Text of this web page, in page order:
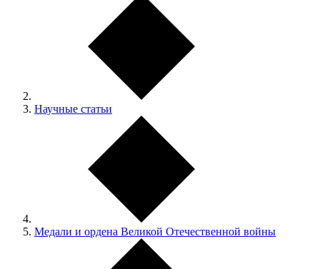
Научные статьи
Медали и ордена Великой Отечественной войны